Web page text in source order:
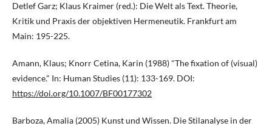
Detlef Garz; Klaus Kraimer (red.): Die Welt als Text. Theorie,
Kritik und Praxis der objektiven Hermeneutik. Frankfurt am
Main: 195-225.
Amann, Klaus; Knorr Cetina, Karin (1988) "The fixation of (visual)
evidence." In: Human Studies (11): 133-169. DOI:
https://doi.org/10.1007/BF00177302
Barboza, Amalia (2005) Kunst und Wissen. Die Stilanalyse in der